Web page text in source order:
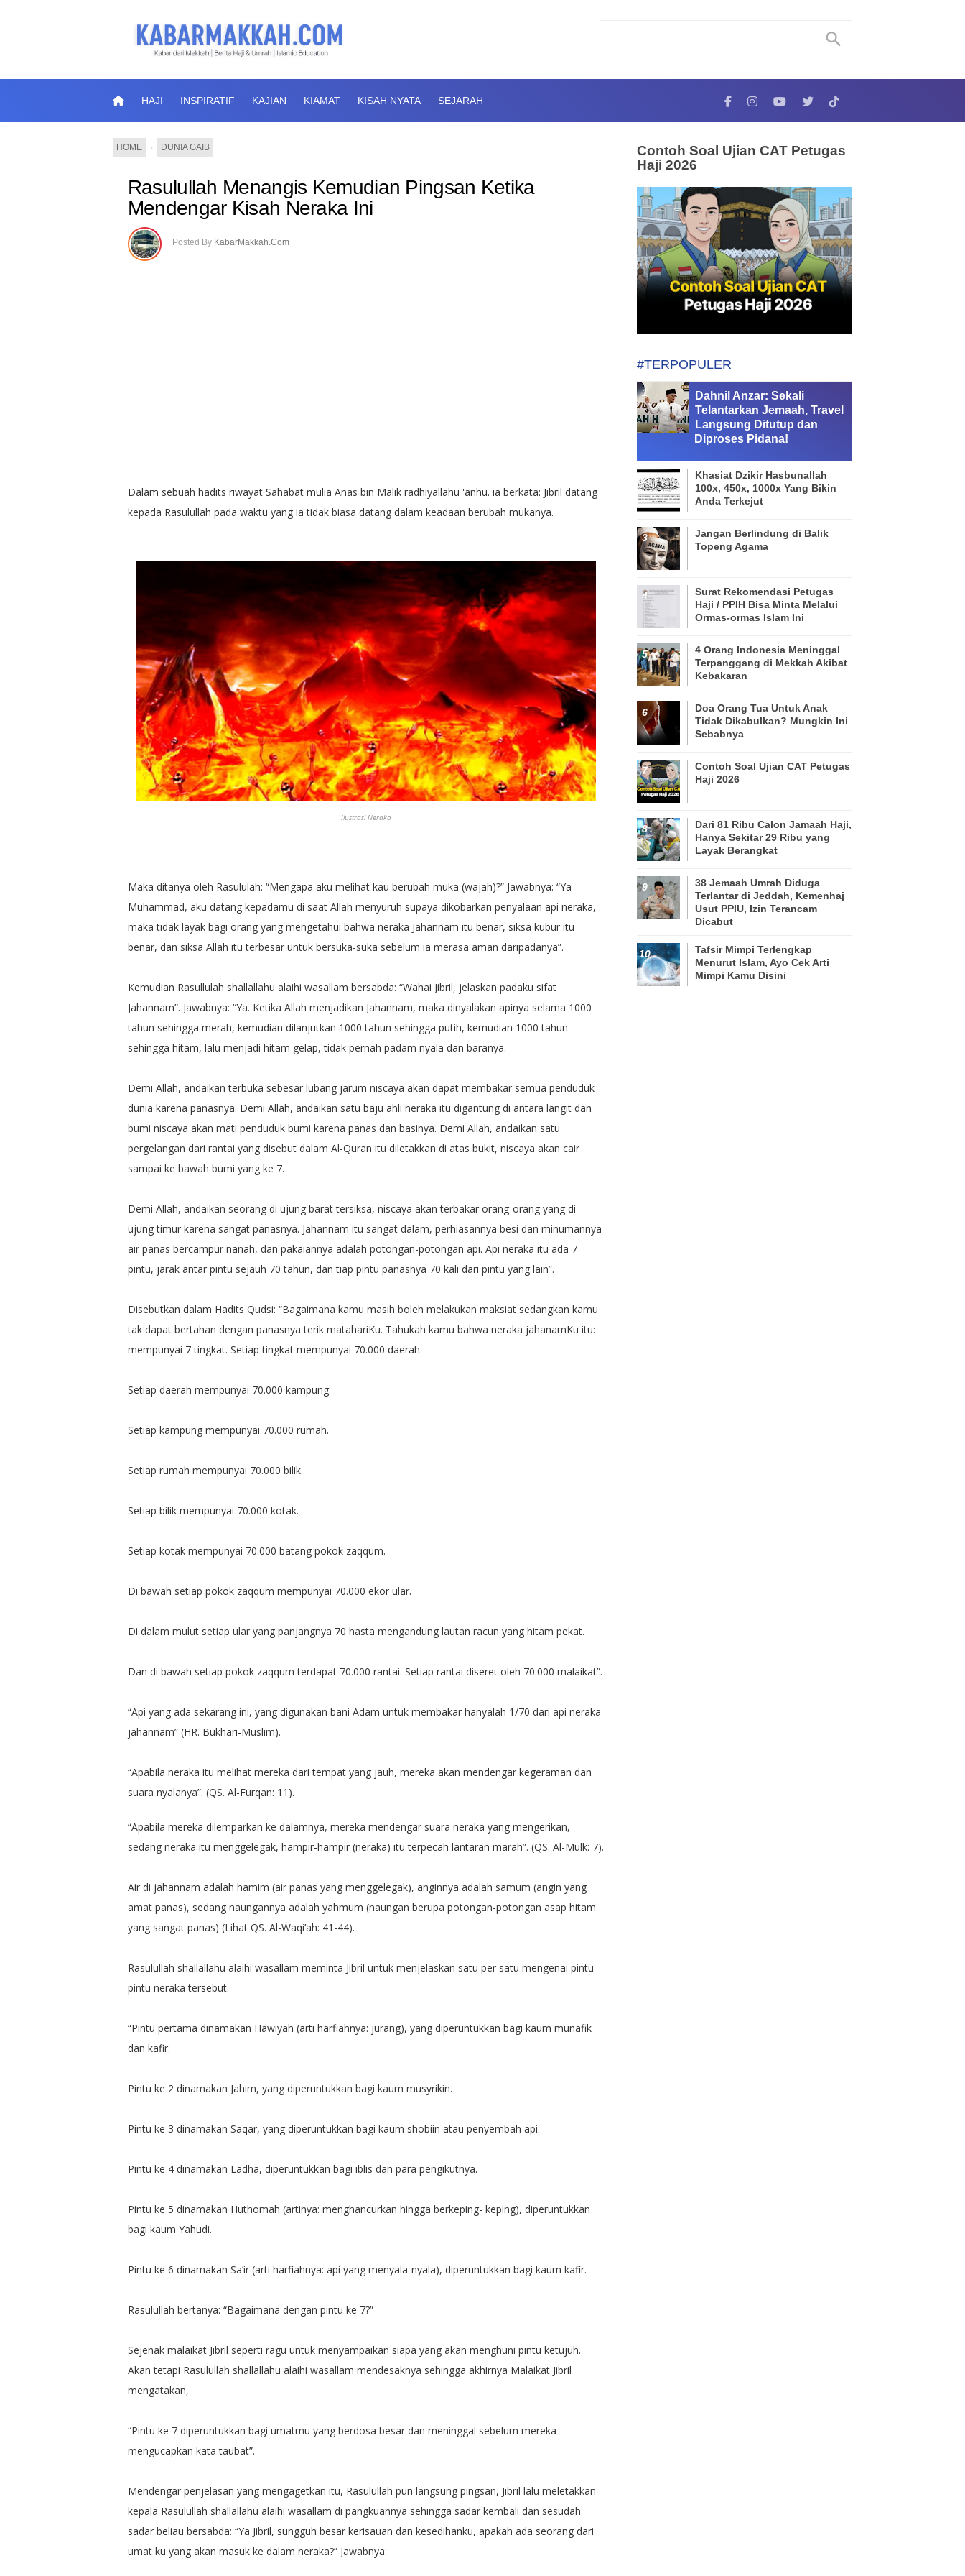
HAJI INSPIRATIF KAJIAN KIAMAT KISAH NYATA SEJARAH
HOME › DUNIA GAIB
Rasulullah Menangis Kemudian Pingsan Ketika
Mendengar Kisah Neraka Ini
Posted By KabarMakkah.Com
Dalam sebuah hadits riwayat Sahabat mulia Anas bin Malik radhiyallahu 'anhu. ia berkata: Jibril datang
kepada Rasulullah pada waktu yang ia tidak biasa datang dalam keadaan berubah mukanya.
Ilustrasi Neraka
Maka ditanya oleh Rasululah: “Mengapa aku melihat kau berubah muka (wajah)?” Jawabnya: “Ya
Muhammad, aku datang kepadamu di saat Allah menyuruh supaya dikobarkan penyalaan api neraka,
maka tidak layak bagi orang yang mengetahui bahwa neraka Jahannam itu benar, siksa kubur itu
benar, dan siksa Allah itu terbesar untuk bersuka-suka sebelum ia merasa aman daripadanya”.
Kemudian Rasullulah shallallahu alaihi wasallam bersabda: “Wahai Jibril, jelaskan padaku sifat
Jahannam”. Jawabnya: “Ya. Ketika Allah menjadikan Jahannam, maka dinyalakan apinya selama 1000
tahun sehingga merah, kemudian dilanjutkan 1000 tahun sehingga putih, kemudian 1000 tahun
sehingga hitam, lalu menjadi hitam gelap, tidak pernah padam nyala dan baranya.
Demi Allah, andaikan terbuka sebesar lubang jarum niscaya akan dapat membakar semua penduduk
dunia karena panasnya. Demi Allah, andaikan satu baju ahli neraka itu digantung di antara langit dan
bumi niscaya akan mati penduduk bumi karena panas dan basinya. Demi Allah, andaikan satu
pergelangan dari rantai yang disebut dalam Al-Quran itu diletakkan di atas bukit, niscaya akan cair
sampai ke bawah bumi yang ke 7.
Demi Allah, andaikan seorang di ujung barat tersiksa, niscaya akan terbakar orang-orang yang di
ujung timur karena sangat panasnya. Jahannam itu sangat dalam, perhiasannya besi dan minumannya
air panas bercampur nanah, dan pakaiannya adalah potongan-potongan api. Api neraka itu ada 7
pintu, jarak antar pintu sejauh 70 tahun, dan tiap pintu panasnya 70 kali dari pintu yang lain”.
Disebutkan dalam Hadits Qudsi: “Bagaimana kamu masih boleh melakukan maksiat sedangkan kamu
tak dapat bertahan dengan panasnya terik matahariKu. Tahukah kamu bahwa neraka jahanamKu itu:
mempunyai 7 tingkat. Setiap tingkat mempunyai 70.000 daerah.
Setiap daerah mempunyai 70.000 kampung.
Setiap kampung mempunyai 70.000 rumah.
Setiap rumah mempunyai 70.000 bilik.
Setiap bilik mempunyai 70.000 kotak.
Setiap kotak mempunyai 70.000 batang pokok zaqqum.
Di bawah setiap pokok zaqqum mempunyai 70.000 ekor ular.
Di dalam mulut setiap ular yang panjangnya 70 hasta mengandung lautan racun yang hitam pekat.
Dan di bawah setiap pokok zaqqum terdapat 70.000 rantai. Setiap rantai diseret oleh 70.000 malaikat”.
“Api yang ada sekarang ini, yang digunakan bani Adam untuk membakar hanyalah 1/70 dari api neraka
jahannam” (HR. Bukhari-Muslim).
“Apabila neraka itu melihat mereka dari tempat yang jauh, mereka akan mendengar kegeraman dan
suara nyalanya”. (QS. Al-Furqan: 11).
“Apabila mereka dilemparkan ke dalamnya, mereka mendengar suara neraka yang mengerikan,
sedang neraka itu menggelegak, hampir-hampir (neraka) itu terpecah lantaran marah”. (QS. Al-Mulk: 7).
Air di jahannam adalah hamim (air panas yang menggelegak), anginnya adalah samum (angin yang
amat panas), sedang naungannya adalah yahmum (naungan berupa potongan-potongan asap hitam
yang sangat panas) (Lihat QS. Al-Waqi’ah: 41-44).
Rasulullah shallallahu alaihi wasallam meminta Jibril untuk menjelaskan satu per satu mengenai pintu-
pintu neraka tersebut.
“Pintu pertama dinamakan Hawiyah (arti harfiahnya: jurang), yang diperuntukkan bagi kaum munafik
dan kafir.
Pintu ke 2 dinamakan Jahim, yang diperuntukkan bagi kaum musyrikin.
Pintu ke 3 dinamakan Saqar, yang diperuntukkan bagi kaum shobiin atau penyembah api.
Pintu ke 4 dinamakan Ladha, diperuntukkan bagi iblis dan para pengikutnya.
Pintu ke 5 dinamakan Huthomah (artinya: menghancurkan hingga berkeping- keping), diperuntukkan
bagi kaum Yahudi.
Pintu ke 6 dinamakan Sa’ir (arti harfiahnya: api yang menyala-nyala), diperuntukkan bagi kaum kafir.
Rasulullah bertanya: “Bagaimana dengan pintu ke 7?”
Sejenak malaikat Jibril seperti ragu untuk menyampaikan siapa yang akan menghuni pintu ketujuh.
Akan tetapi Rasulullah shallallahu alaihi wasallam mendesaknya sehingga akhirnya Malaikat Jibril
mengatakan,
“Pintu ke 7 diperuntukkan bagi umatmu yang berdosa besar dan meninggal sebelum mereka
mengucapkan kata taubat”.
Mendengar penjelasan yang mengagetkan itu, Rasulullah pun langsung pingsan, Jibril lalu meletakkan
kepala Rasulullah shallallahu alaihi wasallam di pangkuannya sehingga sadar kembali dan sesudah
sadar beliau bersabda: “Ya Jibril, sungguh besar kerisauan dan kesedihanku, apakah ada seorang dari
umat ku yang akan masuk ke dalam neraka?” Jawabnya:
Contoh Soal Ujian CAT Petugas
Haji 2026
#TERPOPULER
Dahnil Anzar: Sekali
Telantarkan Jemaah, Travel
Langsung Ditutup dan
Diproses Pidana!
Khasiat Dzikir Hasbunallah
100x, 450x, 1000x Yang Bikin
Anda Terkejut
Jangan Berlindung di Balik
Topeng Agama
Surat Rekomendasi Petugas
Haji / PPIH Bisa Minta Melalui
Ormas-ormas Islam Ini
4 Orang Indonesia Meninggal
Terpanggang di Mekkah Akibat
Kebakaran
Doa Orang Tua Untuk Anak
Tidak Dikabulkan? Mungkin Ini
Sebabnya
Contoh Soal Ujian CAT Petugas
Haji 2026
Dari 81 Ribu Calon Jamaah Haji,
Hanya Sekitar 29 Ribu yang
Layak Berangkat
38 Jemaah Umrah Diduga
Terlantar di Jeddah, Kemenhaj
Usut PPIU, Izin Terancam
Dicabut
Tafsir Mimpi Terlengkap
Menurut Islam, Ayo Cek Arti
Mimpi Kamu Disini